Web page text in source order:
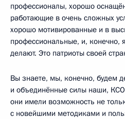
профессионалы, хорошо
работающие в очень сложных
хорошо мотивированные и в
профессиональные, и, конечно,
делают. Это патриоты своей
Вы знаете, мы, конечно, будем
и объединённые силы наши,
они имели возможность не
с новейшими методиками и